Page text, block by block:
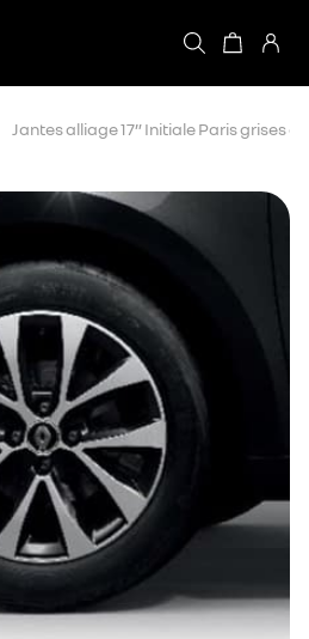
Jantes alliage 17” Initiale Paris grises